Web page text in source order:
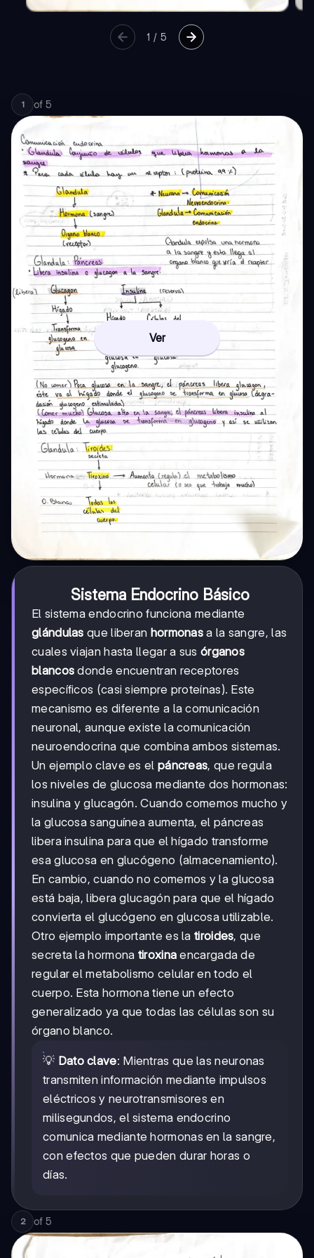
1 /5
1 of 5
Ver
Sistema Endocrino Básico
El sistema endocrino funciona mediante
glándulas que liberan hormonas a la sangre, las
cuales viajan hasta llegar a sus órganos
blancos donde encuentran receptores
específicos (casi siempre proteínas). Este
mecanismo es diferente a la comunicación
neuronal, aunque existe la comunicación
neuroendocrina que combina ambos sistemas.
Un ejemplo clave es el páncreas, que regula
los niveles de glucosa mediante dos hormonas:
insulina y glucagón. Cuando comemos mucho y
la glucosa sanguínea aumenta, el páncreas
libera insulina para que el hígado transforme
esa glucosa en glucógeno (almacenamiento).
En cambio, cuando no comemos y la glucosa
está baja, libera glucagón para que el hígado
convierta el glucógeno en glucosa utilizable.
Otro ejemplo importante es la tiroides, que
secreta la hormona tiroxina encargada de
regular el metabolismo celular en todo el
cuerpo. Esta hormona tiene un efecto
generalizado ya que todas las células son su
órgano blanco.
💡 Dato clave: Mientras que las neuronas
transmiten información mediante impulsos
eléctricos y neurotransmisores en
milisegundos, el sistema endocrino
comunica mediante hormonas en la sangre,
con efectos que pueden durar horas o
días.
2 of 5